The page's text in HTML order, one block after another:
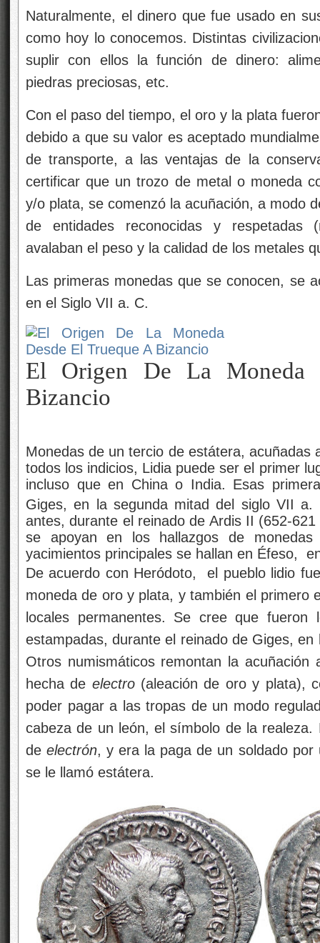
Naturalmente, el dinero que fue usado en
como hoy lo conocemos. Distintas
suplir con ellos la función de dinero:
piedras preciosas, etc.
Con el paso del tiempo, el oro y la plata
debido a que su valor es aceptado
de transporte, a las ventajas de la
certificar que un trozo de metal o moneda
y/o plata, se comenzó la acuñación, a modo
de entidades reconocidas y respetadas
avalaban el peso y la calidad de los metales
Las primeras monedas que se conocen, se
en el Siglo VII a. C.
El Origen De La Moneda
Bizancio
Monedas de un tercio de estátera, acuñadas
todos los indicios, Lidia puede ser el primer
incluso que en China o India. Esas
Giges, en la segunda mitad del siglo VII
antes, durante el reinado de Ardis II (652-
se apoyan en los hallazgos de
yacimientos principales se hallan en Éfeso,
De acuerdo con Heródoto, el pueblo lidio
moneda de oro y plata, y también el primero
locales permanentes. Se cree que fueron
estampadas, durante el reinado de Giges,
Otros numismáticos remontan la
hecha de electro(aleación de oro y plata),
poder pagar a las tropas de un modo
cabeza de un león, el símbolo de la
deelectrón, y era la paga de un soldado
se le llamó estátera.